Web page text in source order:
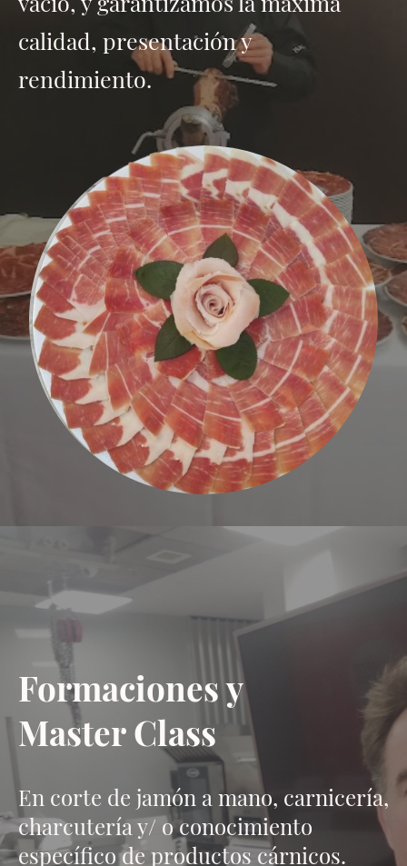
calidad, presentación y
rendimiento.
Formaciones y
Master Class
En corte de jamón a mano, carnicería,
charcutería y/ o conocimiento
específico de productos cárnicos.